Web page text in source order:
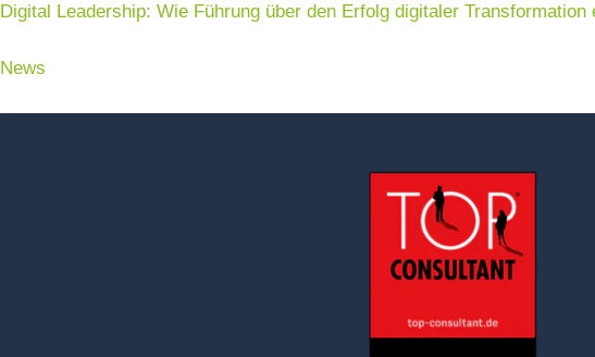
Digital Leadership: Wie Führung über den Erfolg digitaler Transformation
News